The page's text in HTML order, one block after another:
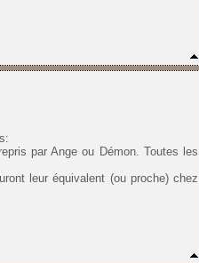
par Ange ou Démon. Toutes les
leur équivalent (ou proche) chez